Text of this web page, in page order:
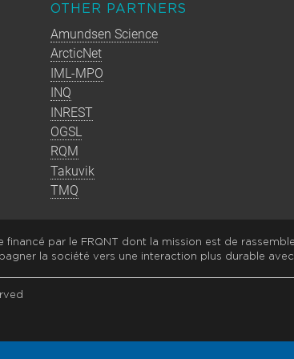
OTHER PARTNERS
Amundsen Science
ArcticNet
IML-MPO
INQ
INREST
OGSL
RQM
Takuvik
TMQ
par le FRQNT dont la mission est de
la société vers une interaction plus durable avec